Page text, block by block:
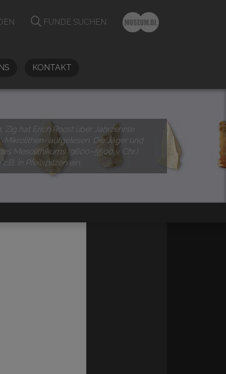
FUNDE SUCHEN
KONTAKT
Zig hat Erich Roost über Jahrzehnte
aufgelesen. Die Jäger und
Mesolithikums (9600–5500 v. Chr.)
in Pfeilspitzen ein.